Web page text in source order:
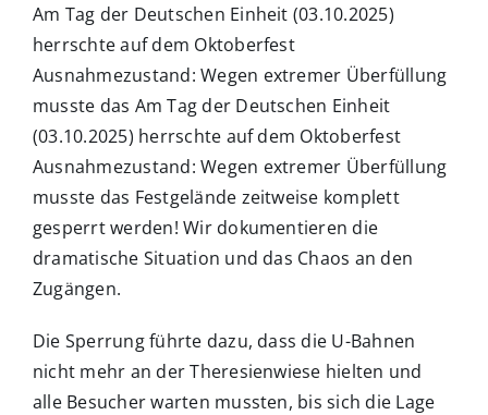
Am Tag der Deutschen Einheit (03.10.2025)
herrschte auf dem Oktoberfest
Ausnahmezustand: Wegen extremer Überfüllung
musste das Am Tag der Deutschen Einheit
(03.10.2025) herrschte auf dem Oktoberfest
Ausnahmezustand: Wegen extremer Überfüllung
musste das Festgelände zeitweise komplett
gesperrt werden! Wir dokumentieren die
dramatische Situation und das Chaos an den
Zugängen.
Die Sperrung führte dazu, dass die U-Bahnen
nicht mehr an der Theresienwiese hielten und
alle Besucher warten mussten, bis sich die Lage